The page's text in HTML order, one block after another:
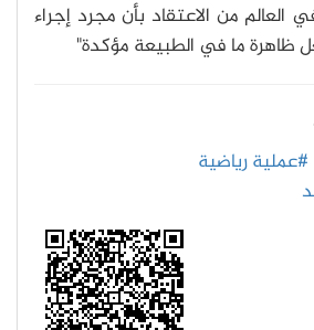
العالم من الاعتقاد بأن مجرد إجراء
ظاهرة ما في الطبيعة مؤكدة"
#عملية رياضية